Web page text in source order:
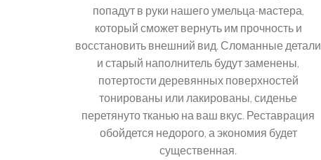
попадут в руки нашего умельца-мастера,
который сможет вернуть им прочность и
восстановить внешний вид. Сломанные детали
и старый наполнитель будут заменены,
потертости деревянных поверхностей
тонированы или лакированы, сиденье
перетянуто тканью на ваш вкус. Реставрация
обойдется недорого, а экономия будет
существенная.